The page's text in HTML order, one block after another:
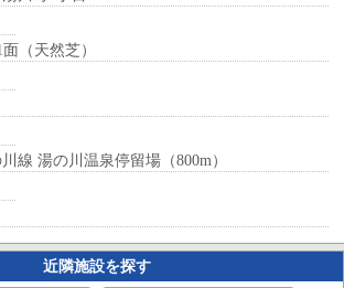
（天然芝）
線 湯の川温泉停留場（800m）
近隣施設を探す